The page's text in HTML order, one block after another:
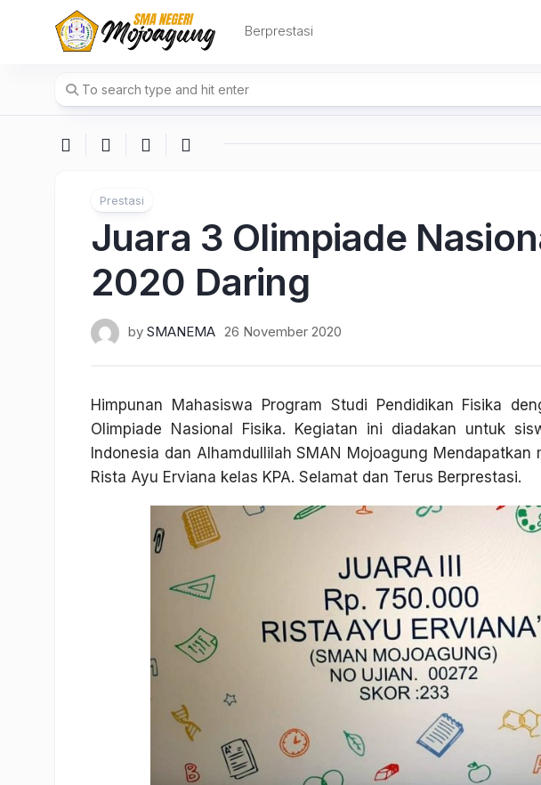
Berprestasi
Prestasi
Juara 3 Olimpiade
2020 Daring
by SMANEMA 26 November 2020
Himpunan Mahasiswa Program Studi Pendidikan Fisika
Olimpiade Nasional Fisika. Kegiatan ini diadakan untuk
Indonesia dan Alhamdullilah SMAN Mojoagung
Rista Ayu Erviana kelas KPA. Selamat dan Terus Berprestasi.